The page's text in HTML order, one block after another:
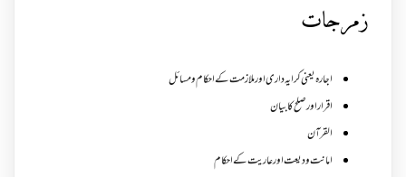
زمرجات
اجارہ یعنی کرایہ داری اور ملازمت کے احکام و مسائل
اقرار اور صلح کا بیان
القرآن
امانت ودیعت اورعاریت کے احکام